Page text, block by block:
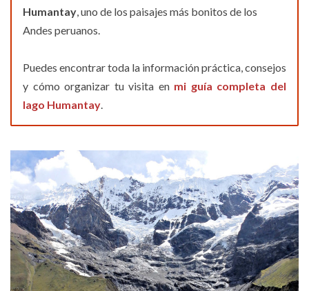
Humantay , uno de los paisajes más bonitos de los
Andes peruanos.
Puedes encontrar toda la información práctica, consejos
y cómo organizar tu visita en mi guía completa del
lago Humantay.